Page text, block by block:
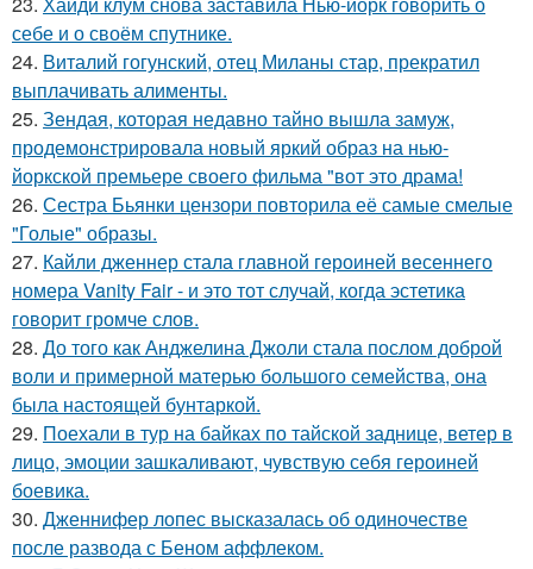
себе и о своём спутнике.
24. Виталий гогунский, отец Миланы стар, прекратил
выплачивать алименты.
25. Зендая, которая недавно тайно вышла замуж,
продемонстрировала новый яркий образ на нью-
йоркской премьере своего фильма "вот это драма!
26. Сестра Бьянки цензори повторила её самые смелые
"Голые" образы.
27. Кайли дженнер стала главной героиней весеннего
номера Vanity Fair - и это тот случай, когда эстетика
говорит громче слов.
28. До того как Анджелина Джоли стала послом доброй
воли и примерной матерью большого семейства, она
была настоящей бунтаркой.
29. Поехали в тур на байках по тайской заднице, ветер в
лицо, эмоции зашкаливают, чувствую себя героиней
боевика.
30. Дженнифер лопес высказалась об одиночестве
после развода с Беном аффлеком.